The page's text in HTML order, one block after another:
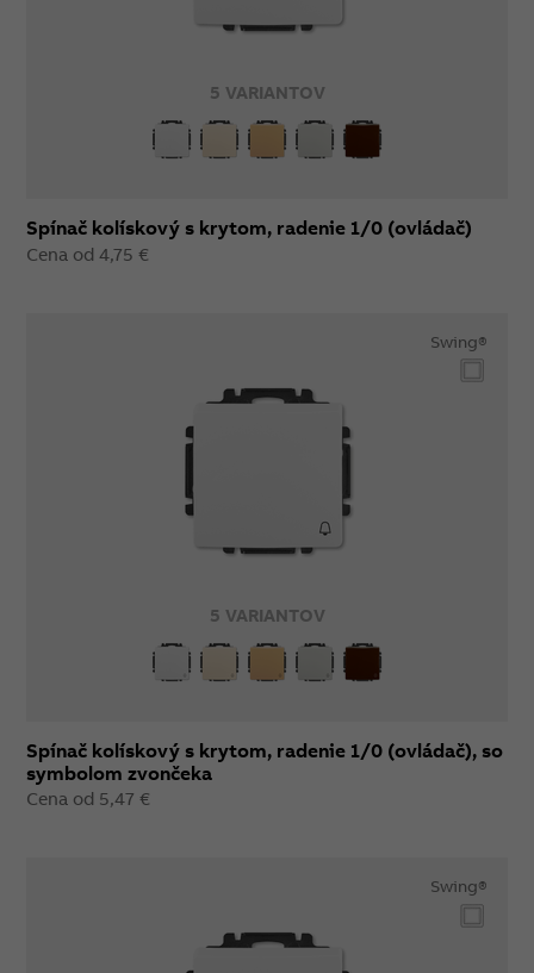
5 VARIANTOV
Spínač kolískový s krytom, radenie 1/0 (ovládač)
Cena od 4,75 €
5 VARIANTOV
Swing®
Spínač kolískový s krytom, radenie 1/0 (ovládač), so
symbolom zvončeka
Cena od 5,47 €
Swing®